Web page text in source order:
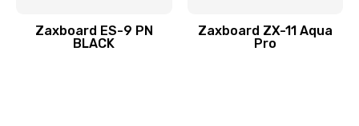
Zaxboard ES-9 PN
BLACK
Zaxboard ZX-11 Aqua
Pro